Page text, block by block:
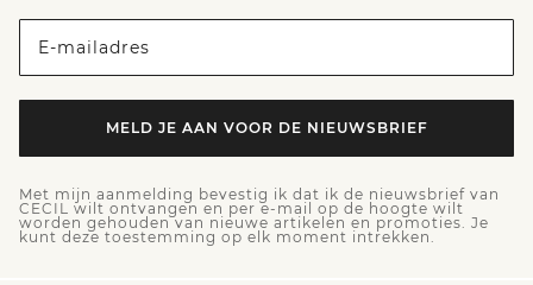
E-mailadres
MELD JE AAN VOOR DE NIEUWSBRIEF
Met mijn aanmelding bevestig ik dat ik de nieuwsbrief van
CECIL wilt ontvangen en per e-mail op de hoogte wilt
worden gehouden van nieuwe artikelen en promoties. Je
kunt deze toestemming op elk moment intrekken.